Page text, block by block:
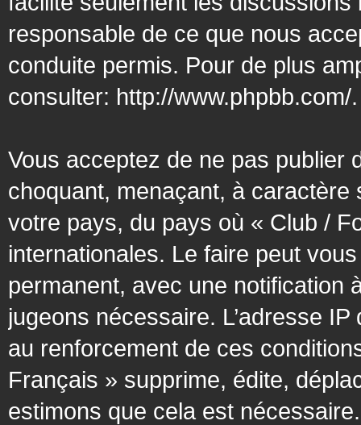
responsable de ce que nous
conduite permis. Pour de plus
consulter: http://www.phpbb.com/.
Vous acceptez de ne pas publier
choquant, menaçant, à
votre pays, du pays où « Club /
internationales. Le faire peut
permanent, avec une notification
jugeons nécessaire. L’adresse
au renforcement de ces
Français » supprime, édite,
estimons que cela est